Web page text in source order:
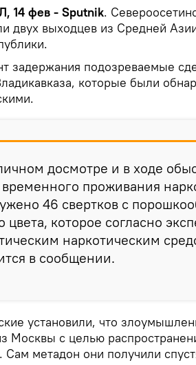
14 фев - Sputnik.
двух выходцев из Средней
задержания подозреваемые
которые были
досмотре и в ходе
временного проживания
46 свертков с
цвета, которое согласно
наркотическим
в сообщении.
установили, что
Москвы с целью
Сам метадон они получили